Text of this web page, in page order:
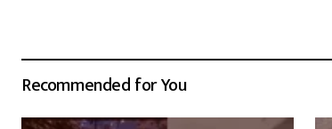
Recommended for You